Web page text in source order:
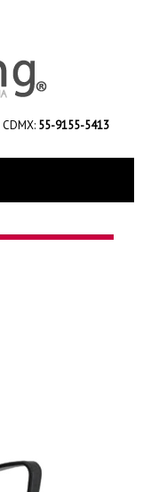
CDMX: 55-9155-5413